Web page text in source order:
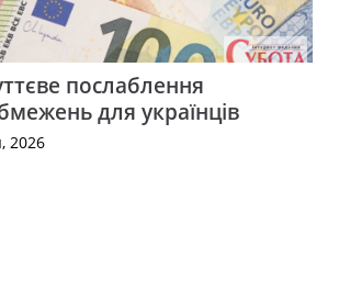
послаблення
для українців
2026